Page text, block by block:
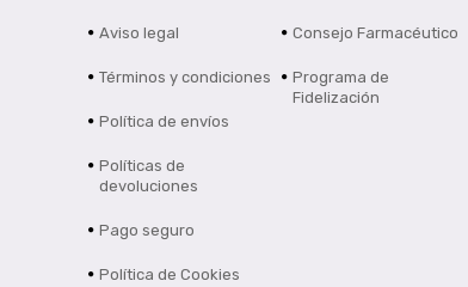
Aviso legal
Términos y condiciones
Política de envíos
Políticas de
devoluciones
Pago seguro
Política de Cookies
Consejo Farmacéutico
Programa de
Fidelización